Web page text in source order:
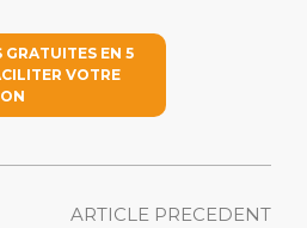
EN 5
VOTRE
ARTICLE PRECEDENT